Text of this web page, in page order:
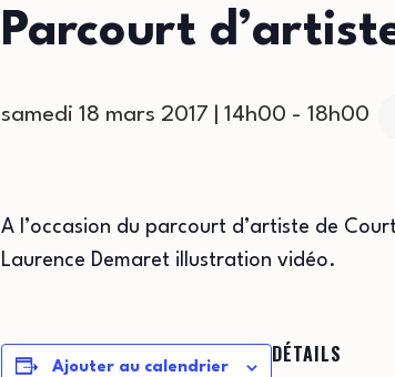
Parcourt
samedi 18 mars 2017 | 14h00 - 18h00
A l’occasion du parcourt d’artiste de
Laurence Demaret illustration vidéo.
Ajouter au calendrier
DÉTAILS